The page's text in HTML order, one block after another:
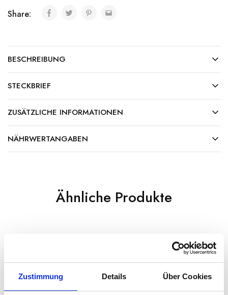
Zustimmung Details Über Cookies
Share:
BESCHREIBUNG
STECKBRIEF
ZUSÄTZLICHE INFORMATIONEN
NÄHRWERTANGABEN
Ähnliche Produkte